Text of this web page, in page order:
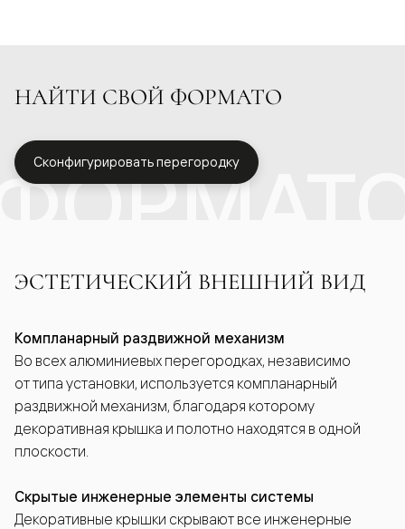
НАЙТИ СВОЙ ФОРМАТО
Сконфигурировать перегородку
ЭСТЕТИЧЕСКИЙ ВНЕШНИЙ ВИД
Компланарный раздвижной механизм
Во всех алюминиевых перегородках, независимо
от типа установки, используется компланарный
раздвижной механизм, благодаря которому
декоративная крышка и полотно находятся в одной
плоскости.
Скрытые инженерные элементы системы
Декоративные крышки скрывают все инженерные